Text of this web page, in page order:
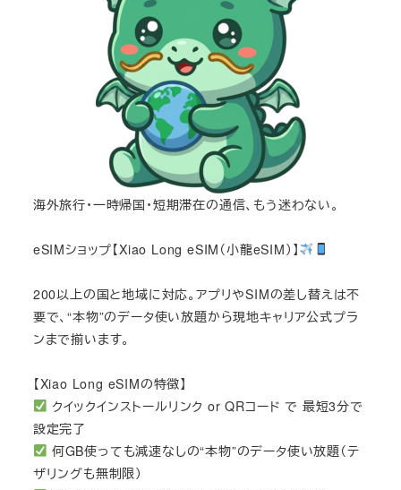
海外旅行・一時帰国・短期滞在の通信、もう迷わない。
eSIMショップ【Xiao Long eSIM（小龍eSIM）】
200以上の国と地域に対応。アプリやSIMの差し替えは不
要で、“本物”のデータ使い放題から現地キャリア公式プラ
ンまで揃います。
【Xiao Long eSIMの特徴】
クイックインストールリンク or QRコード で 最短3分で
設定完了
何GB使っても減速なしの“本物”のデータ使い放題（テ
ザリングも無制限）